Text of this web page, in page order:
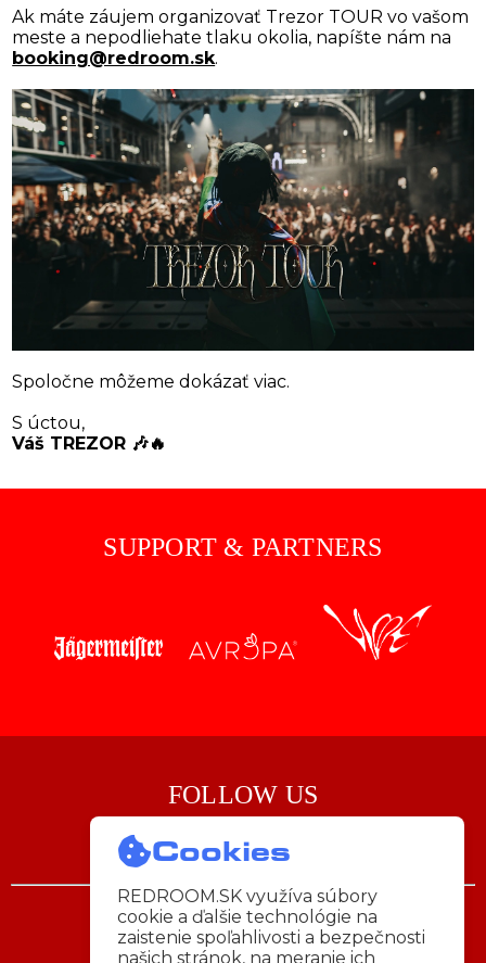
Ak máte záujem organizovať Trezor TOUR vo vašom
meste a nepodliehate tlaku okolia, napíšte nám na
booking@redroom.sk.
Spoločne môžeme dokázať viac.
S úctou,
Váš TREZOR 🎶🔥
Cookies
REDROOM.SK využíva súbory
cookie a ďalšie technológie na
zaistenie spoľahlivosti a bezpečnosti
našich stránok, na meranie ich
SUPPORT & PARTNERS
FOLLOW US
Napíš nám:
info@redroom.sk